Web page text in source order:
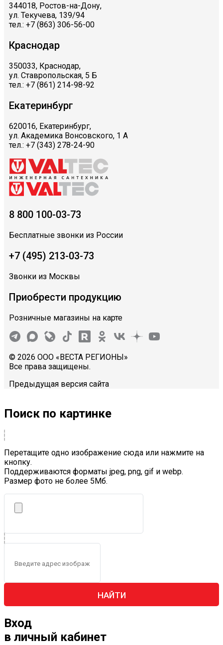
344018, Ростов-на-Дону,
ул. Текучева, 139/94
тел.: +7 (863) 306-56-00
Краснодар
350033, Краснодар,
ул. Ставропольская, 5 Б
тел.: +7 (861) 214-98-92
Екатеринбург
620016, Екатеринбург,
ул. Академика Вонсовского, 1 А
тел.: +7 (343) 278-24-90
8 800 100-03-73
Бесплатные звонки из России
+7 (495) 213-03-73
Звонки из Москвы
Приобрести продукцию
Розничные магазины на карте
© 2026 ООО «ВЕСТА РЕГИОНЫ»
Все права защищены.
Предыдущая версия сайта
Поиск по картинке
Перетащите одно изображение сюда или нажмите на
кнопку.
Поддерживаются форматы jpeg, png, gif и webp.
Размер фото не более 5Mб.
НАЙТИ
Вход
в личный кабинет